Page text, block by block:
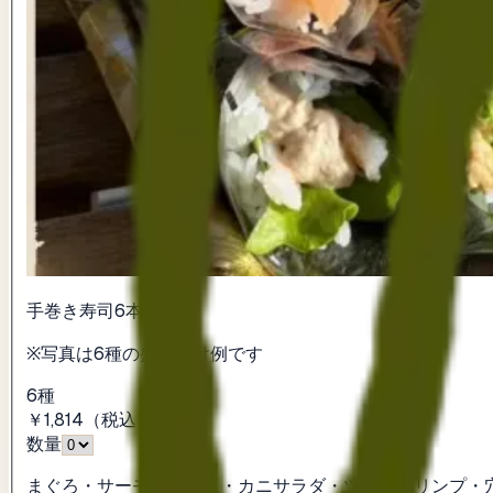
手巻き寿司6本
※写真は6種の盛り付け例です
6種
￥1,814 （税込）
数量
まぐろ・サーモン・納豆・カニサラダ・ツナシュリンプ・